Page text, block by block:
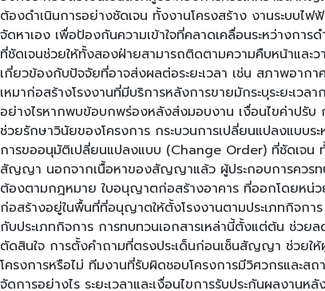
ต้องดำเนินการอย่างชัดเจน ทั้งงานโครงสร้าง งานระบบไ
จัดหาเอง เพื่อป้องกันความเข้าใจที่คลาดเคลื่อนระหว่างก
ที่ชัดเจนช่วยให้ทั้งสองฝ่ายสามารถติดตามความคืบหน้าและว
เกี่ยวข้องกับปัจจัยที่อาจส่งผลต่อระยะเวลา เช่น สภาพอาก
เหมาก่อสร้างโรงงานที่มีบริการหลังการขายมักระบุระยะเ
อย่างไรหากพบข้อบกพร่องหลังส่งมอบงาน เงื่อนไขค่าปรับ
ช่วยรักษาวินัยของโครงการ กระบวนการเปลี่ยนแปลงแบบ
การขออนุมัติเปลี่ยนแปลงแบบ (Change Order) ที่ชัดเจน ทั้
สัญญา นอกจากเนื้อหาของสัญญาแล้ว ผู้ประกอบการควรทบ
ต้องตามกฎหมาย ใบอนุญาตก่อสร้างอาคาร ที่ออกโดยหน่ว
ก่อสร้างอยู่ในพื้นที่ที่อนุญาตให้ตั้งโรงงานตามประเภทกิจก
กับประเภทกิจการ การทบทวนเอกสารเหล่านี้ตั้งแต่ต้น ช่วย
ตัดสินใจ การตั้งคำถามที่ตรงประเด็นก่อนเซ็นสัญญา ช่วยใ
โครงการหรือไม่ ทีมงานที่รับผิดชอบโครงการมีวิศวกรและ
จัดการอย่างไร ระยะเวลาและเงื่อนไขการรับประกันผลง